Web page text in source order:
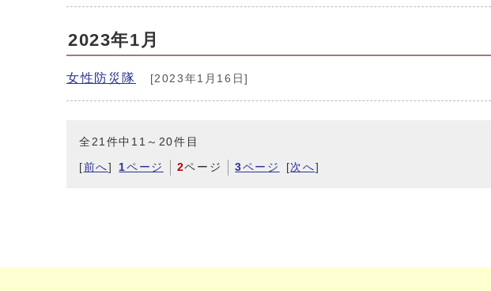
2023年1月
女性防災隊 [2023年1月16日]
全21件中11～20件目
[前へ] 1ページ 2ページ 3ページ [次へ]